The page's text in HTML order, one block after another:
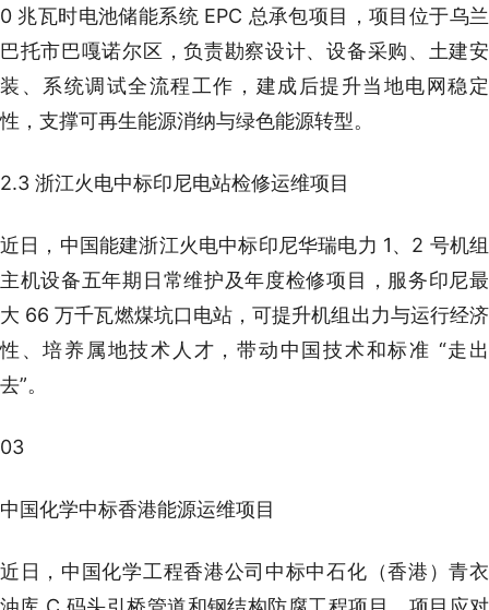
0 兆瓦时电池储能系统 EPC 总承包项目，项目位于乌兰
巴托市巴嘎诺尔区，负责勘察设计、设备采购、土建安
装、系统调试全流程工作，建成后提升当地电网稳定
性，支撑可再生能源消纳与绿色能源转型。
2.3 浙江火电中标印尼电站检修运维项目
近日，中国能建浙江火电中标印尼华瑞电力 1、2 号机组
主机设备五年期日常维护及年度检修项目，服务印尼最
大 66 万千瓦燃煤坑口电站，可提升机组出力与运行经济
性、培养属地技术人才，带动中国技术和标准 “走出
去”。
03
中国化学中标香港能源运维项目
近日，中国化学工程香港公司中标中石化（香港）青衣